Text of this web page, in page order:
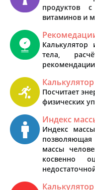
продуктов
витаминов и
Калькулятор
тела,
Посчитает
физических
Индекс
Индекс
позволяющая
массы
косвенно